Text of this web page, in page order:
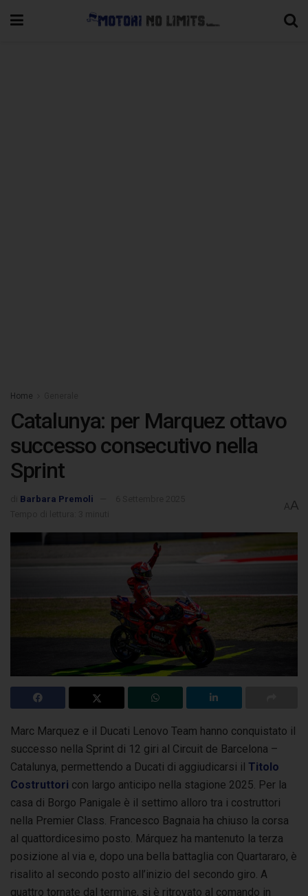
Home
Catalunya: per Marquez ottavo
successo consecutivo nella
Sprint
Barbara Premoli
AA
Marc Marquez e il Ducati Lenovo Team hanno conquistato il
successo nella Sprint di 12 giri al Circuit de Barcelona –
Catalunya, permettendo a Ducati di aggiudicarsi il Titolo
Costruttori con largo anticipo nella stagione 2025. Per la
casa di Borgo Panigale è il settimo alloro tra i costruttori
nella Premier Class. Francesco Bagnaia ha chiuso la corsa
al quattordicesimo posto. Márquez ha mantenuto la terza
posizione al via e, dopo una bella battaglia con Quartararo, è
risalito al secondo posto all’inizio del secondo giro. A
quattro tornate dal termine, si è ritrovato al comando in